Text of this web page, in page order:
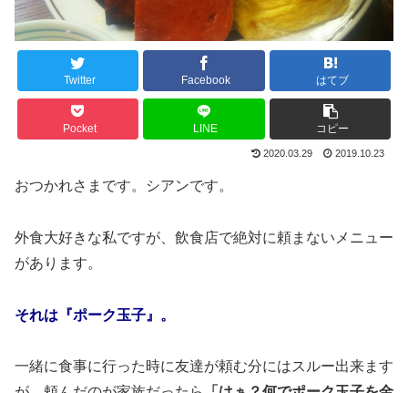
Twitter Facebook はてブ
Pocket LINE コピー
2020.03.29 2019.10.23
おつかれさまです。シアンです。
外食大好きな私ですが、飲食店で絶対に頼まないメニュー
があります。
それは『ポーク玉子』。
一緒に食事に行った時に友達が頼む分にはスルー出来ます